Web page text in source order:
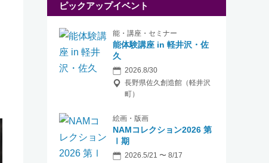
ピックアップイベント
能・講座・セミナー
能体験講座 in 軽井沢・佐
久
2026.8/30
長野県佐久創造館（軽井沢
町）
絵画・版画
NAMコレクション2026 第
Ⅰ期
2026.5/21 〜 8/17